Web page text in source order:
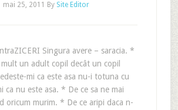
mai 25, 2011 By Site Editor
Singura avere – saracia. *
mult un adult copil decât un copil
mi ca este asa nu-i totuna cu
ca nu este asa. * De ce sa ne mai
oricum murim. * De ce aripi daca n-